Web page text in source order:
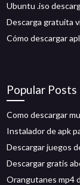
Ubuntu .iso
Descarga gratuita
Cómo descargar
Popular Posts
Como descargar
Instalador de apk
Descargar juegos
Descargar gratis
Orangutanes mp4